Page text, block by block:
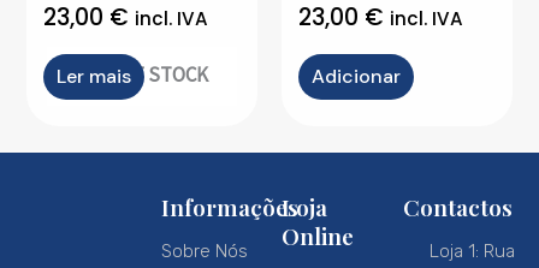
OUT OF STOCK
23,00 € incl. IVA
Ler mais
23,00 € incl. IVA
Adicionar
Informações
Sobre Nós
Loja
Online
Contactos
Loja 1: Rua